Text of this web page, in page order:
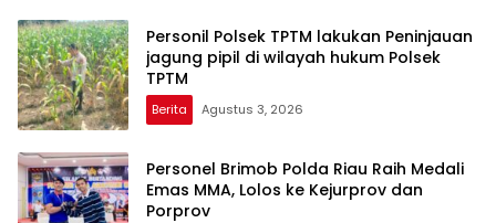
Personil Polsek TPTM lakukan Peninjauan
jagung pipil di wilayah hukum Polsek
TPTM
Berita Agustus 3, 2026
Personel Brimob Polda Riau Raih Medali
Emas MMA, Lolos ke Kejurprov dan
Porprov